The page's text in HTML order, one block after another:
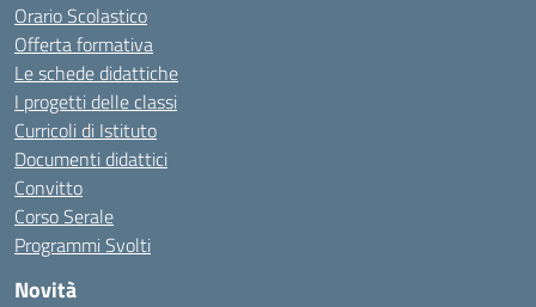
Orario Scolastico
Offerta formativa
Le schede didattiche
I progetti delle classi
Curricoli di Istituto
Documenti didattici
Convitto
Corso Serale
Programmi Svolti
Novità